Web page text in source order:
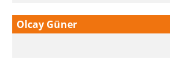
Olcay Güner